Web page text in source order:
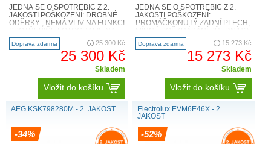
JEDNÁ SE O SPOTŘEBIČ Z 2.
JAKOSTI POŠKOZENÍ: DROBNÉ
ODĚRKY , NEMÁ VLIV NA FUNKCI
VYŽÁDÁNÍ iQ700 Vestavná trouba
s ..
Doprava zdarma 25 300 Kč
25 300 Kč
Skladem
Vložit do košíku
JEDNÁ SE O SPOTŘEBIČ Z 2.
JAKOSTI POŠKOZENÍ:
PROMÁČKONUTÝ ZADNÍ PLECH,
PANELU, NEMÁ VLIV NA FUNKCI
SPOTŘEBIČE FOTOGRA..
Doprava zdarma 15 273 Kč
15 273 Kč
Skladem
Vložit do košíku
AEG KSK798280M - 2. JAKOST
-34%
Electrolux EVM6E46X - 2.
JAKOST
-52%